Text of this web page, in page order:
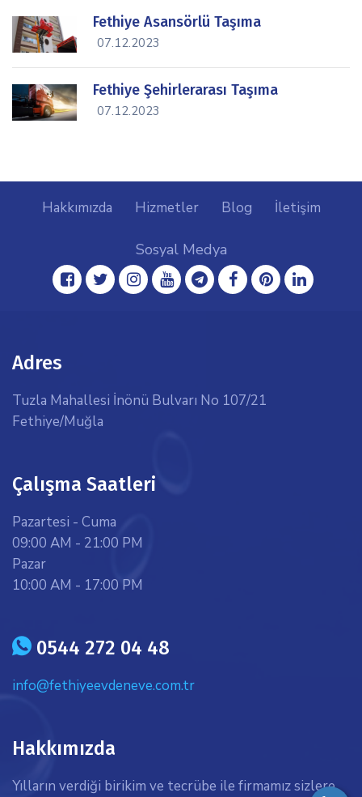
Fethiye Asansörlü Taşıma
icon
07.12.2023
Fethiye Şehirlerarası Taşıma
icon
07.12.2023
Hakkımızda Hizmetler Blog İletişim
Sosyal Medya
facebook
twitterinstagram
youtubetelegramfacebookpinterestlinkedin
Adres
Tuzla Mahallesi İnönü Bulvarı No 107/21
Fethiye/Muğla
Çalışma Saatleri
Pazartesi - Cuma
09:00 AM - 21:00 PM
Pazar
10:00 AM - 17:00 PM
icon
0544 272 04 48
info@fethiyeevdeneve.com.tr
Hakkımızda
Yılların verdiği birikim ve tecrübe ile firmamız sizlere